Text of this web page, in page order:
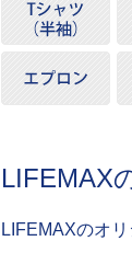
LIFEMAX
LIFEMAXのオ